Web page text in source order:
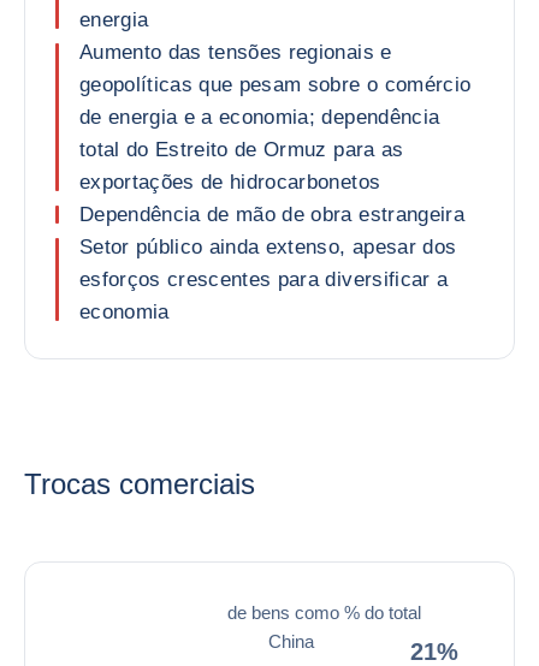
energia
Aumento das tensões regionais e
geopolíticas que pesam sobre o comércio
de energia e a economia; dependência
total do Estreito de Ormuz para as
exportações de hidrocarbonetos
Dependência de mão de obra estrangeira
Setor público ainda extenso, apesar dos
esforços crescentes para diversificar a
economia
Trocas comerciais
de bens como % do total
China
21%